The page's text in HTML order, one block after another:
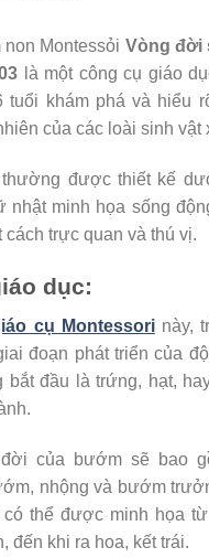
non Montessỏi Vòng đời
là một công cụ giáo
tuổi khám phá và hiểu
của các loài sinh vật
được thiết kế
nhật minh họa sống
cách trực quan và thú vị.
dục:
cụ Montessorinày,
đoạn phát triển của
bắt đầu là trứng, hạt,
của bướm sẽ bao
nhộng và bướm
thể được minh họa
đến khi ra hoa, kết trái.